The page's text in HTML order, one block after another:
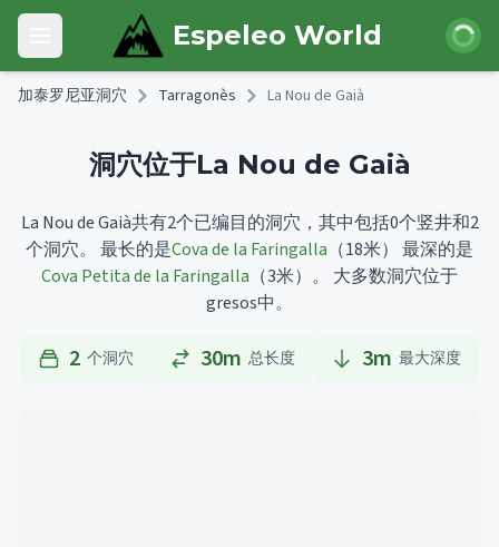
Skip to main content
Open main menu Espeleo World 登录
加泰罗尼亚洞穴 Tarragonès La Nou de Gaià
洞穴位于La Nou de Gaià
La Nou de Gaià共有2个已编目的洞穴，其中包括0个竖井和2
个洞穴。
最长的是Cova de la Faringalla （18米） 最深的是
Cova Petita de la Faringalla （3米）。
大多数洞穴位于
gresos中。
2 个洞穴 30m 总长度 3m 最大深度